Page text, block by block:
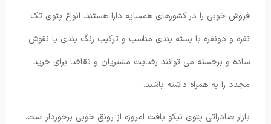
فروش خوبی را در کشورهای همسایه دارا هستند. انواع پتوی تک
نفره و دونفره با بسته بندی مناسب و ترکیب رنگ بندی با نقوش
ساده و برجسته می توانند رضایت مشتریان و تقاضا برای خرید
مجدد را به همراه داشته باشند.
بازار صادراتی پتوی نیکو بافت امروزه از رونق خوبی برخوردار است.